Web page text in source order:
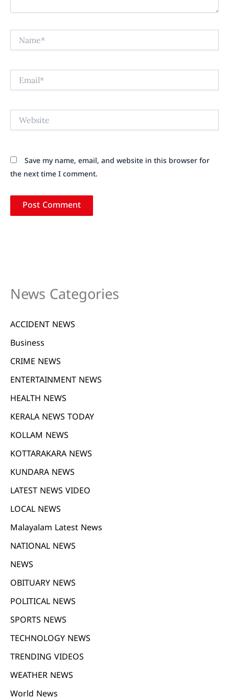
Save my name, email, and website in this browser for
the next time I comment.
News Categories
ACCIDENT NEWS
Business
CRIME NEWS
ENTERTAINMENT NEWS
HEALTH NEWS
KERALA NEWS TODAY
KOLLAM NEWS
KOTTARAKARA NEWS
KUNDARA NEWS
LATEST NEWS VIDEO
LOCAL NEWS
Malayalam Latest News
NATIONAL NEWS
NEWS
OBITUARY NEWS
POLITICAL NEWS
SPORTS NEWS
TECHNOLOGY NEWS
TRENDING VIDEOS
WEATHER NEWS
World News